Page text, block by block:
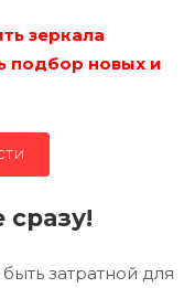
зеркала
подбор новых и
сразу!
затратной для